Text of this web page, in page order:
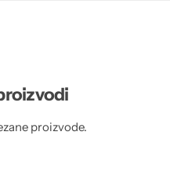
proizvode.